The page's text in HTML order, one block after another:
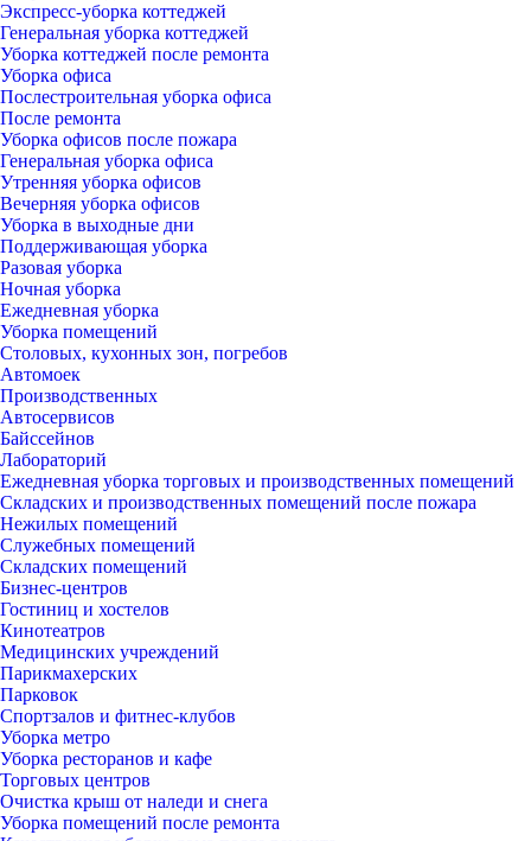
Экспресс-уборка коттеджей
Генеральная уборка коттеджей
Уборка коттеджей после ремонта
Уборка офиса
Послестроительная уборка офиса
После ремонта
Уборка офисов после пожара
Генеральная уборка офиса
Утренняя уборка офисов
Вечерняя уборка офисов
Уборка в выходные дни
Поддерживающая уборка
Разовая уборка
Ночная уборка
Ежедневная уборка
Уборка помещений
Столовых, кухонных зон, погребов
Автомоек
Производственных
Автосервисов
Байссейнов
Лабораторий
Ежедневная уборка торговых и производственных помещений
Складских и производственных помещений после пожара
Нежилых помещений
Служебных помещений
Складских помещений
Бизнес-центров
Гостиниц и хостелов
Кинотеатров
Медицинских учреждений
Парикмахерских
Парковок
Спортзалов и фитнес-клубов
Уборка метро
Уборка ресторанов и кафе
Торговых центров
Очистка крыш от наледи и снега
Уборка помещений после ремонта